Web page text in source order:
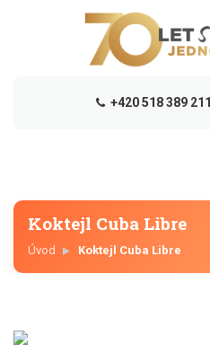
+420 518 389 211
Koktejl Cuba Libre
Úvod Koktejl Cuba Libre